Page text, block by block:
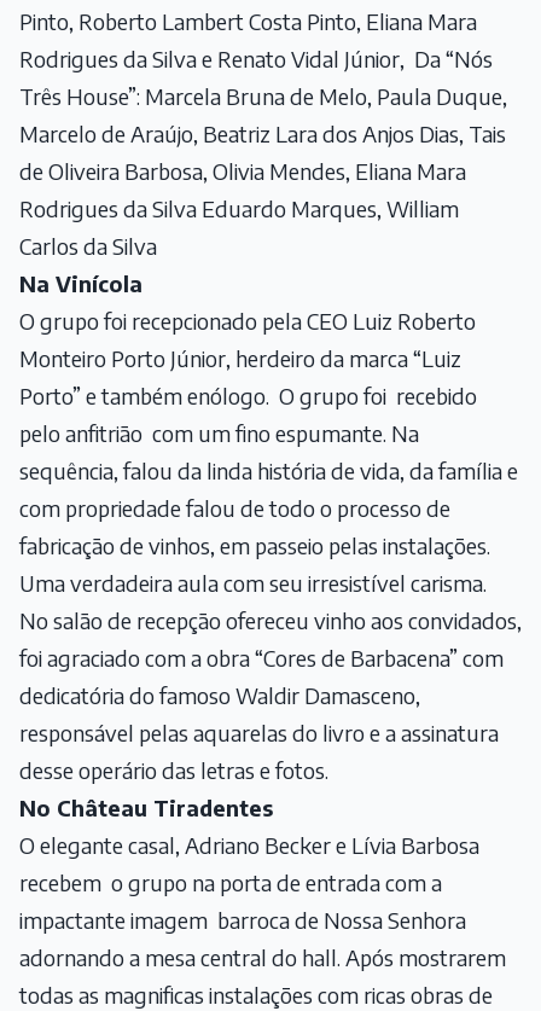
Pinto, Roberto Lambert Costa Pinto, Eliana Mara
Rodrigues da Silva e Renato Vidal Júnior, Da “Nós
Três House”: Marcela Bruna de Melo, Paula Duque,
Marcelo de Araújo, Beatriz Lara dos Anjos Dias, Tais
de Oliveira Barbosa, Olivia Mendes, Eliana Mara
Rodrigues da Silva Eduardo Marques, William
Carlos da Silva
Na Vinícola
O grupo foi recepcionado pela CEO Luiz Roberto
Monteiro Porto Júnior, herdeiro da marca “Luiz
Porto” e também enólogo. O grupo foi recebido
pelo anfitrião com um fino espumante. Na
sequência, falou da linda história de vida, da família e
com propriedade falou de todo o processo de
fabricação de vinhos, em passeio pelas instalações.
Uma verdadeira aula com seu irresistível carisma.
No salão de recepção ofereceu vinho aos convidados,
foi agraciado com a obra “Cores de Barbacena” com
dedicatória do famoso Waldir Damasceno,
responsável pelas aquarelas do livro e a assinatura
desse operário das letras e fotos.
No Château Tiradentes
O elegante casal, Adriano Becker e Lívia Barbosa
recebem o grupo na porta de entrada com a
impactante imagem barroca de Nossa Senhora
adornando a mesa central do hall. Após mostrarem
todas as magnificas instalações com ricas obras de